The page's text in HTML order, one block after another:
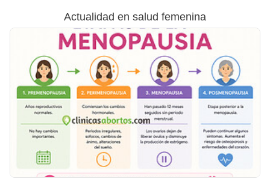
Actualidad en salud femenina